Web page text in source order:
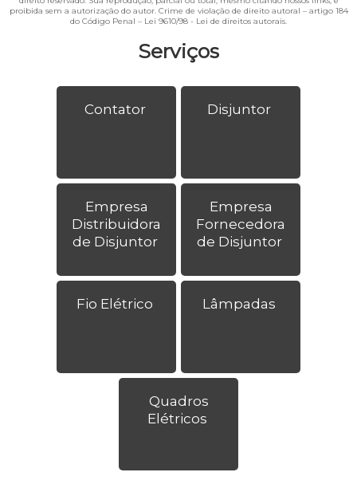
Serviços
Contator Disjuntor
Empresa
Distribuidora
de Disjuntor
Empresa
Fornecedora
de Disjuntor
Fio Elétrico Lâmpadas
Quadros
Elétricos
proibida sem a autorização do autor. Crime de violação de direito autoral – artigo 184
do Código Penal – Lei 9610/98 - Lei de direitos autorais.